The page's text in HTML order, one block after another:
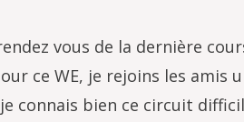
vous de la dernière
ce WE, je rejoins les amis
connais bien ce circuit